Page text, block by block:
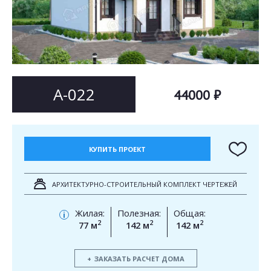
А-022 44000 ₽
КУПИТЬ ПРОЕКТ
АРХИТЕКТУРНО-СТРОИТЕЛЬНЫЙ КОМПЛЕКТ ЧЕРТЕЖЕЙ
i
Жилая:
77 м2
Полезная:
142 м2
Общая:
142 м2
ЗАКАЗАТЬ РАСЧЕТ ДОМА
Согласен на обработку персональных данных
ОТПРАВИТЬ
Согласен на обработку персональных данных
This site is protected by reCAPTCHA and the GooglePrivacy PolicyandTerms of Service
apply.